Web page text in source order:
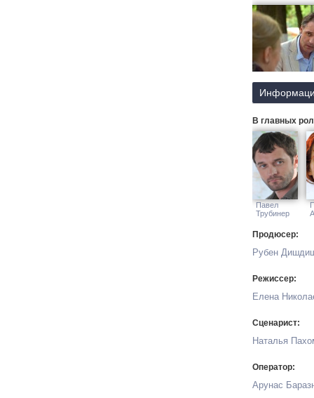
В главных
Павел
Трубинер
Продюсер:
Рубен
Режиссер:
Елена
Сценарист:
Наталья
Оператор:
Арунас